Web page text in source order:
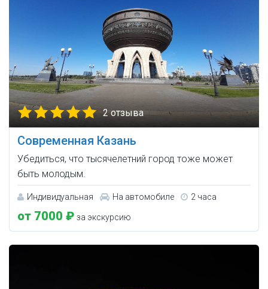
2 отзыва
Современная Казань
Убедиться, что тысячелетний город тоже может
быть молодым.
Индивидуальная На автомобиле 2 часа
от 7000 ₽ за экскурсию